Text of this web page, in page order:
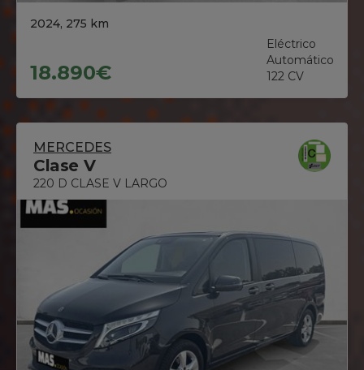
2024, 275 km
18.890€
Eléctrico
Automático
122 CV
MERCEDES
Clase V
220 D CLASE V LARGO